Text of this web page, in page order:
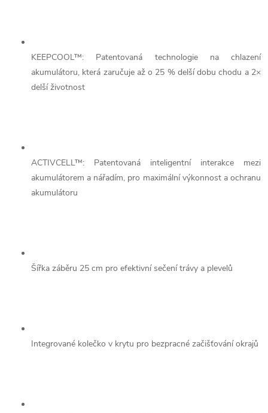
KEEPCOOL™: Patentovaná technologie na chlazení
akumulátoru, která zaručuje až o 25 % delší dobu chodu a 2×
delší životnost
ACTIVCELL™: Patentovaná inteligentní interakce mezi
akumulátorem a nářadím, pro maximální výkonnost a ochranu
akumulátoru
Šířka záběru 25 cm pro efektivní sečení trávy a plevelů
Integrované kolečko v krytu pro bezpracné začišťování okrajů